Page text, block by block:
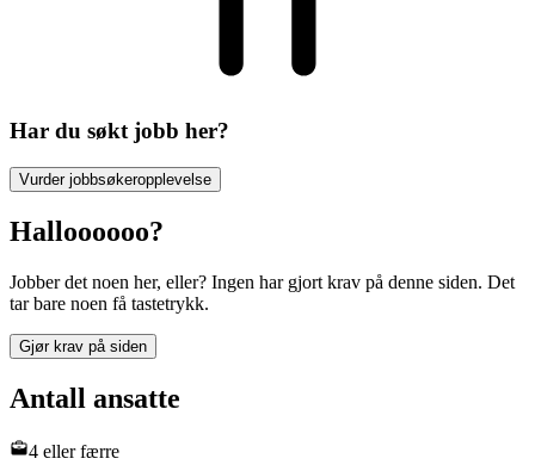
Har du søkt jobb her?
Vurder jobbsøkeropplevelse
Halloooooo?
Jobber det noen her, eller? Ingen har gjort krav på denne siden. Det
tar bare noen få tastetrykk.
Gjør krav på siden
Antall ansatte
4 eller færre